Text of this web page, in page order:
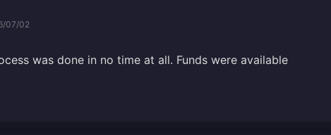
07/02
was done in no time at all. Funds were available